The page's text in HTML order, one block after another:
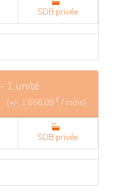
SDB privée
- 1 unité
(+/- 1.656,09 € / mois)
SDB privée